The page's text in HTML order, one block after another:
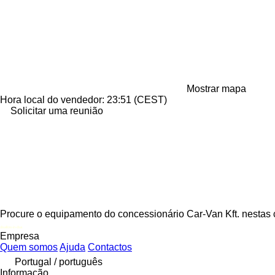
Mostrar mapa
Hora local do vendedor: 23:51 (CEST)
Solicitar uma reunião
Procure o equipamento do concessionário Car-Van Kft. nestas
disallow-in-dsa
Empresa
Quem somosAjuda Contactos
Portugal / português
Informação